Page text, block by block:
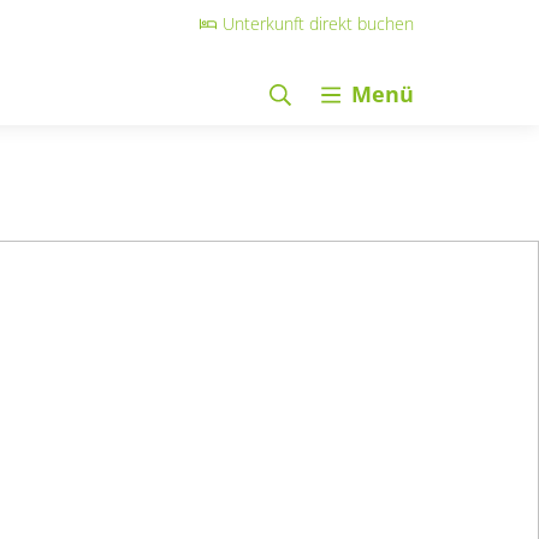
Unterkunft direkt buchen
Menü